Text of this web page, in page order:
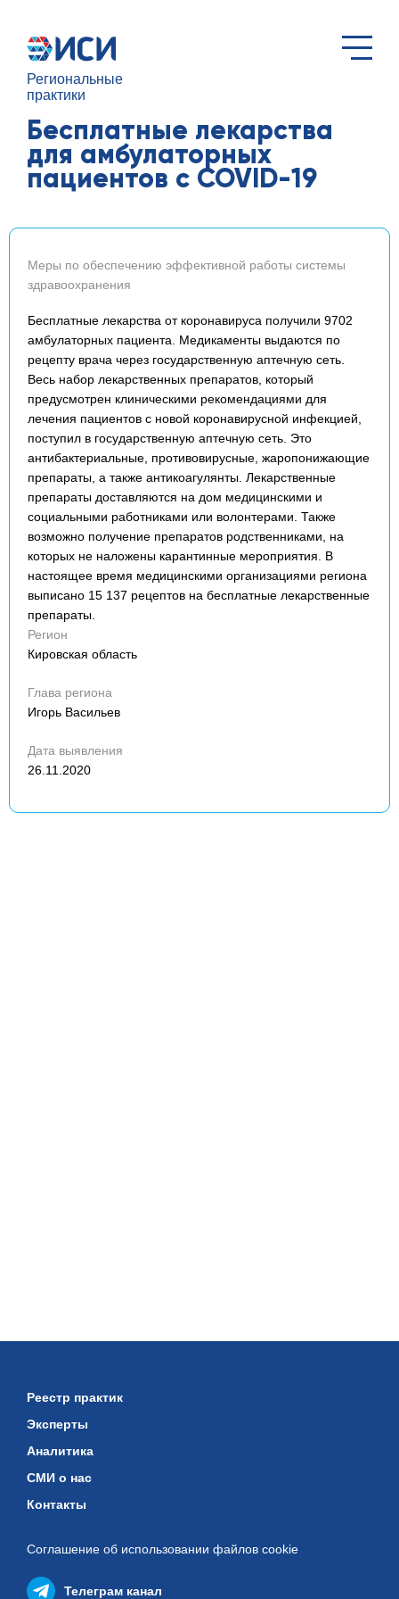
Региональные
практики
Бесплатные лекарства
для амбулаторных
пациентов с COVID-19
Меры по обеспечению эффективной работы системы
здравоохранения
Бесплатные лекарства от коронавируса получили 9702
амбулаторных пациента. Медикаменты выдаются по
рецепту врача через государственную аптечную сеть.
Весь набор лекарственных препаратов, который
предусмотрен клиническими рекомендациями для
лечения пациентов с новой коронавирусной инфекцией,
поступил в государственную аптечную сеть. Это
антибактериальные, противовирусные, жаропонижающие
препараты, а также антикоагулянты. Лекарственные
препараты доставляются на дом медицинскими и
социальными работниками или волонтерами. Также
возможно получение препаратов родственниками, на
которых не наложены карантинные мероприятия. В
настоящее время медицинскими организациями региона
выписано 15 137 рецептов на бесплатные лекарственные
препараты.
Регион
Кировская область
Глава региона
Игорь Васильев
Дата выявления
26.11.2020
Реестр практик
Эксперты
Аналитика
СМИ о нас
Контакты
Телеграм канал
Соглашение об использовании файлов cookie